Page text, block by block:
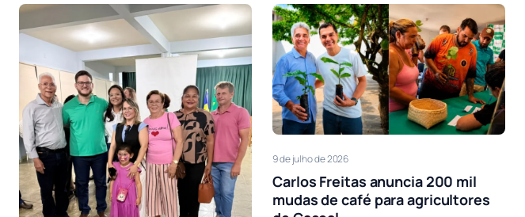
9 de julho de 2026
Carlos Freitas anuncia 200 mil
mudas de café para agricultores